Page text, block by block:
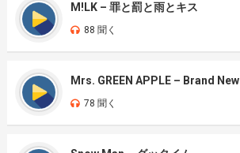
M!LK – 罪と罰と雨とキス
88 聞く
Mrs. GREEN APPLE – Brand New
78 聞く